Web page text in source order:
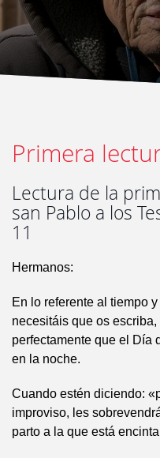
Primera
Lectura de la
san Pablo a los
11
Hermanos:
En lo referente al tiempo
necesitáis que os
perfectamente que el Día
en la noche.
Cuando estén diciendo:
improviso, les
parto a la que está